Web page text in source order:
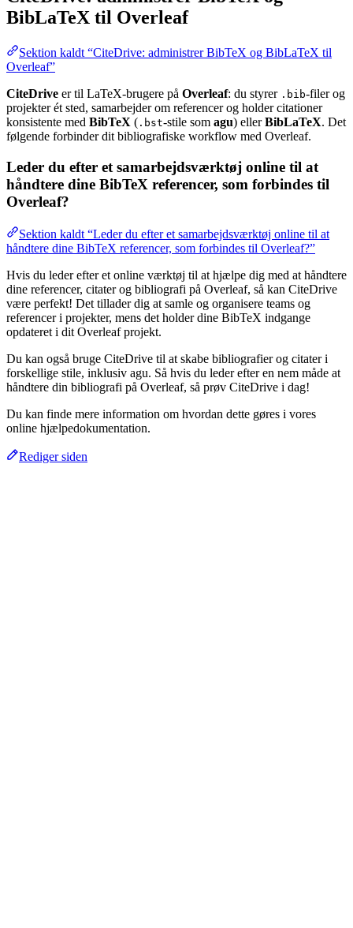
BibLaTeX til Overleaf
Sektion kaldt “CiteDrive: administrer BibTeX og BibLaTeX til
Overleaf”
CiteDrive er til LaTeX-brugere på Overleaf: du styrer .bib-filer og
projekter ét sted, samarbejder om referencer og holder citationer
konsistente med BibTeX ( .bst-stile som agu) ellerBibLaTeX. Det
følgende forbinder dit bibliografiske workflow med Overleaf.
Leder du efter et samarbejdsværktøj online til at
håndtere dine BibTeX referencer, som forbindes til
Overleaf?
Sektion kaldt “Leder du efter et samarbejdsværktøj online til at
håndtere dine BibTeX referencer, som forbindes til Overleaf?”
Hvis du leder efter et online værktøj til at hjælpe dig med at håndtere
dine referencer, citater og bibliografi på Overleaf, så kan CiteDrive
være perfekt! Det tillader dig at samle og organisere teams og
referencer i projekter, mens det holder dine BibTeX indgange
opdateret i dit Overleaf projekt.
Du kan også bruge CiteDrive til at skabe bibliografier og citater i
forskellige stile, inklusiv agu. Så hvis du leder efter en nem måde at
håndtere din bibliografi på Overleaf, så prøv CiteDrive i dag!
Du kan finde mere information om hvordan dette gøres i vores
online hjælpedokumentation.
Rediger siden